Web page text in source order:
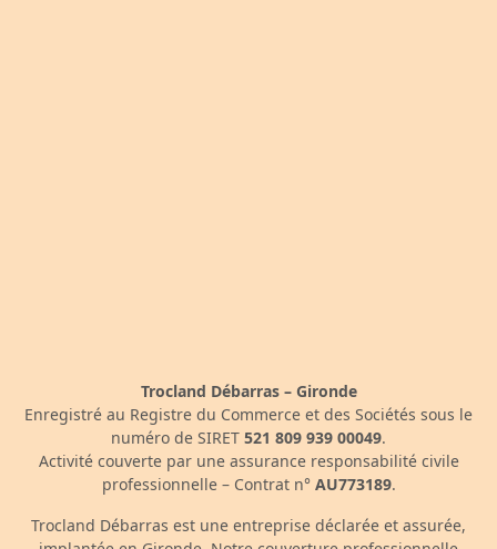
Trocland Débarras – Gironde
Enregistré au Registre du Commerce et des Sociétés sous le
numéro de SIRET 521 809 939 00049.
Activité couverte par une assurance responsabilité civile
professionnelle – Contrat n° AU773189.
Trocland Débarras est une entreprise déclarée et assurée,